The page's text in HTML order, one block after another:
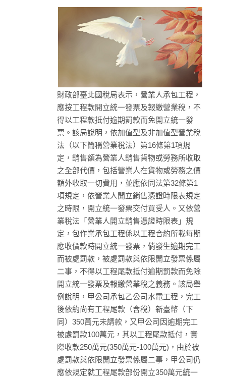
財政部臺北國稅局表示，營業人承包工程，
應按工程款開立統一發票及報繳營業稅，不
得以工程款抵付逾期罰款而免開立統一發
票。該局說明，依加值型及非加值型營業稅
法（以下簡稱營業稅法）第16條第1項規
定，銷售額為營業人銷售貨物或勞務所收取
之全部代價，包括營業人在貨物或勞務之價
額外收取一切費用，並應依同法第32條第1
項規定，依營業人開立銷售憑證時限表規定
之時限，開立統一發票交付買受人。又依營
業稅法「營業人開立銷售憑證時限表」規
定，包作業承包工程係以工程合約所載每期
應收價款時開立統一發票，倘發生逾期完工
而被處罰款，被處罰款與依限開立發票係屬
二事，不得以工程尾款抵付逾期罰款而免除
開立統一發票及報繳營業稅之義務。該局舉
例說明，甲公司承包乙公司水電工程，完工
後依約尚有工程尾款（含稅）新臺幣（下
同）350萬元未請款，又甲公司因逾期完工
被處罰款100萬元，其以工程尾款抵付，實
際收款250萬元(350萬元-100萬元)，由於被
處罰款與依限開立發票係屬二事，甲公司仍
應依規定就工程尾款部份開立350萬元統一